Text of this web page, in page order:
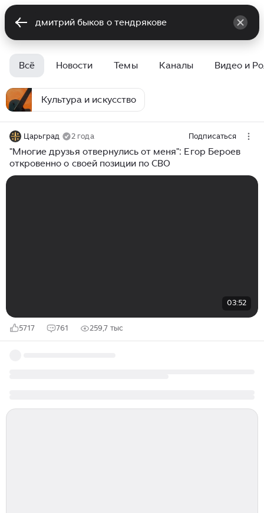
Всё Новости Темы Каналы Видео и
Культура и искусство
Царьград 2 года Подписаться
"Многие друзья отвернулись от меня": Егор Бероев
откровенно о своей позиции по СВО
03:52
5717 761 259,7 тыс